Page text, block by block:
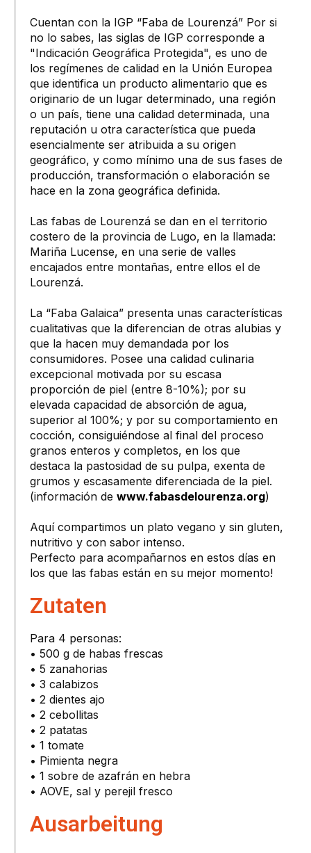
Cuentan con la IGP “Faba de Lourenzá” Por si
no lo sabes, las siglas de IGP corresponde a
"Indicación Geográfica Protegida", es uno de
los regímenes de calidad en la Unión Europea
que identifica un producto alimentario que es
originario de un lugar determinado, una región
o un país, tiene una calidad determinada, una
reputación u otra característica que pueda
esencialmente ser atribuida a su origen
geográfico, y como mínimo una de sus fases de
producción, transformación o elaboración se
hace en la zona geográfica definida.
Las fabas de Lourenzá se dan en el territorio
costero de la provincia de Lugo, en la llamada:
Mariña Lucense, en una serie de valles
encajados entre montañas, entre ellos el de
Lourenzá.
La “Faba Galaica” presenta unas características
cualitativas que la diferencian de otras alubias y
que la hacen muy demandada por los
consumidores. Posee una calidad culinaria
excepcional motivada por su escasa
proporción de piel (entre 8-10%); por su
elevada capacidad de absorción de agua,
superior al 100%; y por su comportamiento en
cocción, consiguiéndose al final del proceso
granos enteros y completos, en los que
destaca la pastosidad de su pulpa, exenta de
grumos y escasamente diferenciada de la piel.
(información de www.fabasdelourenza.org)
Aquí compartimos un plato vegano y sin gluten,
nutritivo y con sabor intenso.
Perfecto para acompañarnos en estos días en
los que las fabas están en su mejor momento!
Zutaten
Para 4 personas:
• 500 g de habas frescas
• 5 zanahorias
• 3 calabizos
• 2 dientes ajo
• 2 cebollitas
• 2 patatas
• 1 tomate
• Pimienta negra
• 1 sobre de azafrán en hebra
• AOVE, sal y perejil fresco
Ausarbeitung